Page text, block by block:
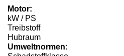
Motor:
kW / PS
Treibstoff
Hubraum
Umweltnormen: